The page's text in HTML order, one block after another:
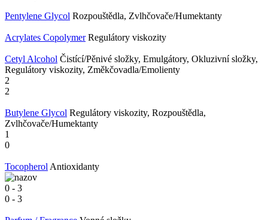
Pentylene Glycol Rozpouštědla, Zvlhčovače/Humektanty
Acrylates Copolymer Regulátory viskozity
Cetyl Alcohol Čistící/Pěnivé složky, Emulgátory, Okluzivní složky,
Regulátory viskozity, Změkčovadla/Emolienty
2
2
Butylene Glycol Regulátory viskozity, Rozpouštědla,
Zvlhčovače/Humektanty
1
0
Tocopherol Antioxidanty
0 - 3
0 - 3